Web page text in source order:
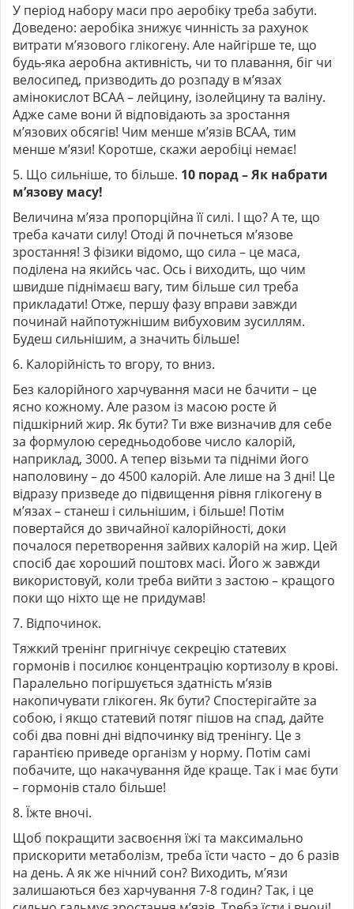
У період набору маси про аеробіку треба забути.
Доведено: аеробіка знижує чинність за рахунок
витрати м’язового глікогену. Але найгірше те, що
будь-яка аеробна активність, чи то плавання, біг чи
велосипед, призводить до розпаду в м’язах
амінокислот ВСАА – лейцину, ізолейцину та валіну.
Адже саме вони й відповідають за зростання
м’язових обсягів! Чим менше м’язів ВСАА, тим
менше м’язи! Коротше, скажи аеробіці немає!
5. Що сильніше, то більше. 10 порад – Як набрати
м’язову масу!
Величина м’яза пропорційна її силі. І що? А те, що
треба качати силу! Отоді й почнеться м’язове
зростання! З фізики відомо, що сила – це маса,
поділена на якийсь час. Ось і виходить, що чим
швидше піднімаєш вагу, тим більше сил треба
прикладати! Отже, першу фазу вправи завжди
починай найпотужнішим вибуховим зусиллям.
Будеш сильнішим, а значить більше!
6. Калорійність то вгору, то вниз.
Без калорійного харчування маси не бачити – це
ясно кожному. Але разом із масою росте й
підшкірний жир. Як бути? Ти вже визначив для себе
за формулою середньодобове число калорій,
наприклад, 3000. А тепер візьми та підніми його
наполовину – до 4500 калорій. Але лише на 3 дні! Це
відразу призведе до підвищення рівня глікогену в
м’язах – станеш і сильнішим, і більше! Потім
повертайся до звичайної калорійності, доки
почалося перетворення зайвих калорій на жир. Цей
спосіб дає хороший поштовх масі. Його ж завжди
використовуй, коли треба вийти з застою – кращого
поки що ніхто ще не придумав!
7. Відпочинок.
Тяжкий тренінг пригнічує секрецію статевих
гормонів і посилює концентрацію кортизолу в крові.
Паралельно погіршується здатність м’язів
накопичувати глікоген. Як бути? Спостерігайте за
собою, і якщо статевий потяг пішов на спад, дайте
собі два повні дні відпочинку від тренінгу. Це з
гарантією приведе організм у норму. Потім самі
побачите, що накачування йде краще. Так і має бути
– гормонів стало більше!
8. Їжте вночі.
Щоб покращити засвоєння їжі та максимально
прискорити метаболізм, треба їсти часто – до 6 разів
на день. А як же нічний сон? Виходить, м’язи
залишаються без харчування 7-8 годин? Так, і це